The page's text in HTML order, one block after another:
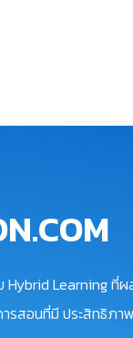
Learning ที่ผ
รสอนที่มี ประสิทธิภา